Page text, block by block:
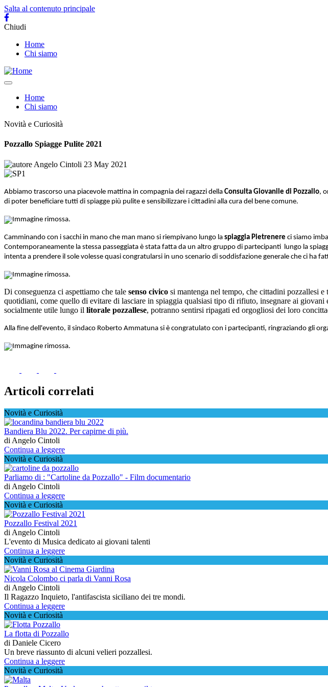
Salta al contenuto principale
Chiudi
Main
navigation
Home
Chi siamo
Toggle
navigation
Navigazione
principale
Home
Chi siamo
Novità e Curiosità
Pozzallo Spiagge Pulite 2021
Angelo Cintoli 23 May 2021
Abbiamo trascorso una piacevole mattina in compagnia dei ragazzi della Consulta Giovanile di Pozzallo,
di poter beneficiare tutti di spiagge più pulite e sensibilizzare i cittadini alla cura del bene comune.
Camminando con i sacchi in mano che man mano si riempivano lungo la spiaggia Pietrenere ci siamo
Contemporaneamente la stessa passeggiata è stata fatta da un altro gruppo di partecipanti lungo la
intenta a prendere il sole volesse quasi congratularsi in uno scenario di soddisfazione generale che ci ha
Di conseguenza ci aspettiamo che tale senso civico si mantenga nel tempo, che cittadini pozzallesi
quotidiani, come quello di evitare di lasciare in spiaggia qualsiasi tipo di rifiuto, insegnare ai
socialmente utile lungo il litorale pozzallese, potranno sentirsi ripagati ed orgogliosi dei loro
Alla fine dell'evento, il sindaco Roberto Ammatuna si è congratulato con i partecipanti, ringraziando gli
Articoli correlati
Novità e Curiosità
Bandiera Blu 2022. Per capirne di più.
di Angelo Cintoli
Continua a leggere
Novità e Curiosità
Parliamo di : "Cartoline da Pozzallo" - Film documentario
di Angelo Cintoli
Continua a leggere
Novità e Curiosità
Pozzallo Festival 2021
di Angelo Cintoli
L'evento di Musica dedicato ai giovani talenti
Continua a leggere
Novità e Curiosità
Nicola Colombo ci parla di Vanni Rosa
di Angelo Cintoli
Il Ragazzo Inquieto, l'antifascista siciliano dei tre mondi.
Continua a leggere
Novità e Curiosità
La flotta di Pozzallo
di Daniele Cicero
Un breve riassunto di alcuni velieri pozzallesi.
Continua a leggere
Novità e Curiosità